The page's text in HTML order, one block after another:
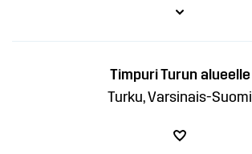
Timpuri Turun alueelle
Turku, Varsinais-Suomi